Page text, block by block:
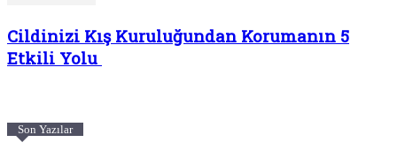
Cildinizi Kış Kuruluğundan Korumanın 5
Etkili Yolu
Son Yazılar